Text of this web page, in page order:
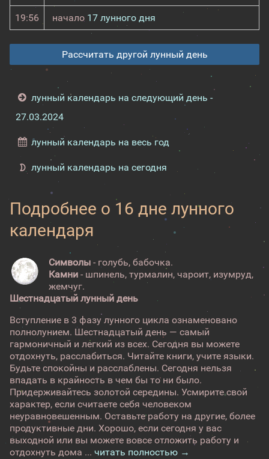
19:56 начало 17 лунного дня
Рассчитать другой лунный день
лунный календарь на следующий день -
27.03.2024
лунный календарь на весь год
лунный календарь на сегодня
Подробнее о 16 дне лунного
календаря
Символы - голубь, бабочка.
Камни - шпинель, турмалин, чароит, изумруд,
жемчуг.
Шестнадцатый лунный день
Вступление в 3 фазу лунного цикла ознаменовано
полнолунием. Шестнадцатый день — самый
гармоничный и легкий из всех. Сегодня вы можете
отдохнуть, расслабиться. Читайте книги, учите языки.
Будьте спокойны и расслаблены. Сегодня нельзя
впадать в крайность в чем бы то ни было.
Придерживайтесь золотой середины. Усмирите свой
характер, если считаете себя человеком
неуравновешенным. Оставьте работу на другие, более
продуктивные дни. Хорошо, если сегодня у вас
выходной или вы можете вовсе отложить работу и
отдохнуть дома ... читать полностью →